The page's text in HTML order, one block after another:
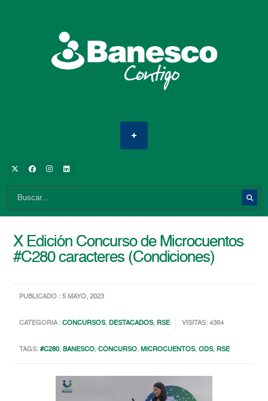
X Edición Concurso de Microcuentos
#C280 caracteres (Condiciones)
PUBLICADO : 5 MAYO, 2023
CATEGORIA :CONCURSOS,DESTACADOS, RSE VISITAS: 4364
TAGS:#C280,BANESCO,CONCURSO,MICROCUENTOS,ODS, RSE